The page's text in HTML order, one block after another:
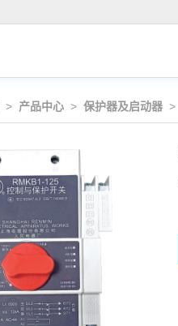
> 产品中心 > 保护器及启动器 >